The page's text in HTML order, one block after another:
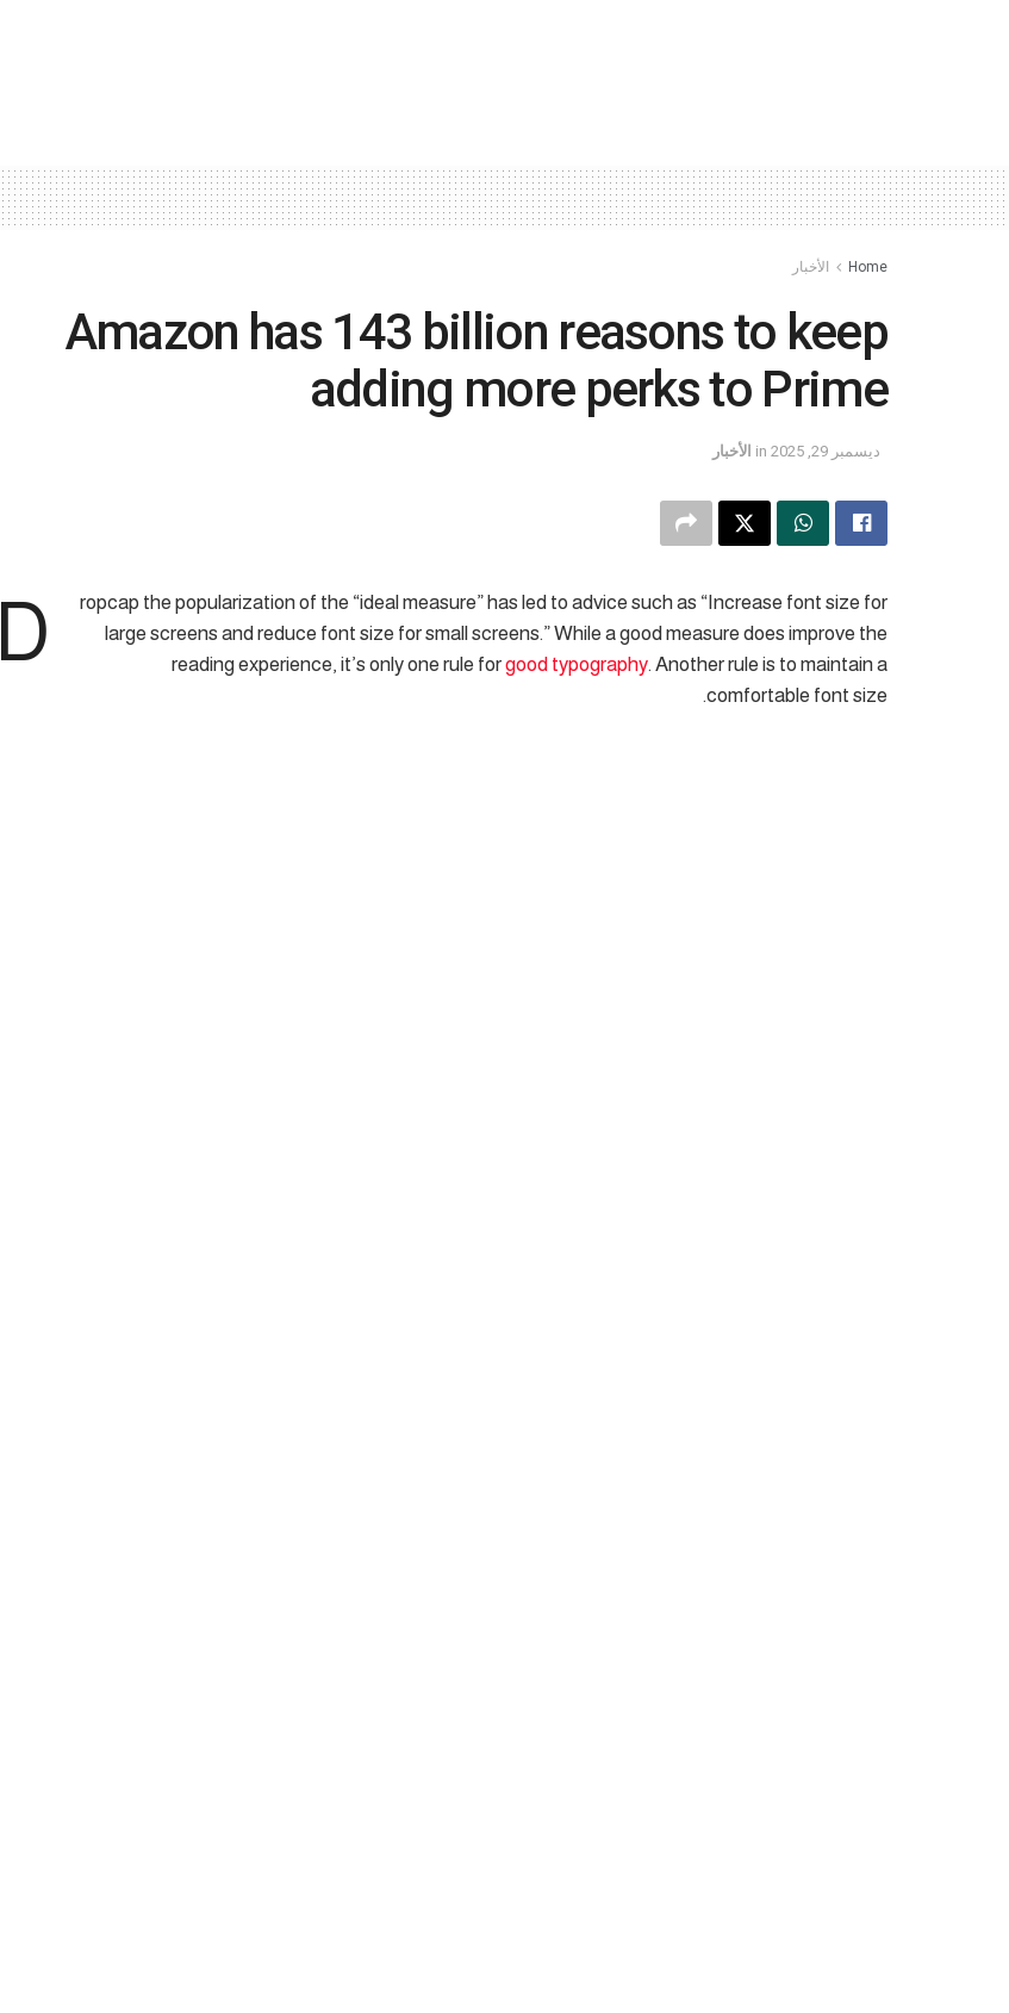
Home الأخبار
Amazon has 143 billion reasons to keep
adding more perks to Prime
ديسمبر 29, 2025 in الأخبار
D
ropcap the popularization of the “ideal measure” has led to advice such as “Increase font size for
large screens and reduce font size for small screens.” While a good measure does improve the
reading experience, it’s only one rule forgood typography. Another rule is to maintain a
comfortable font size.